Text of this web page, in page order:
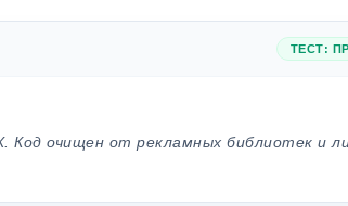
ТЕСТ:
Код очищен от рекламных библиотек и